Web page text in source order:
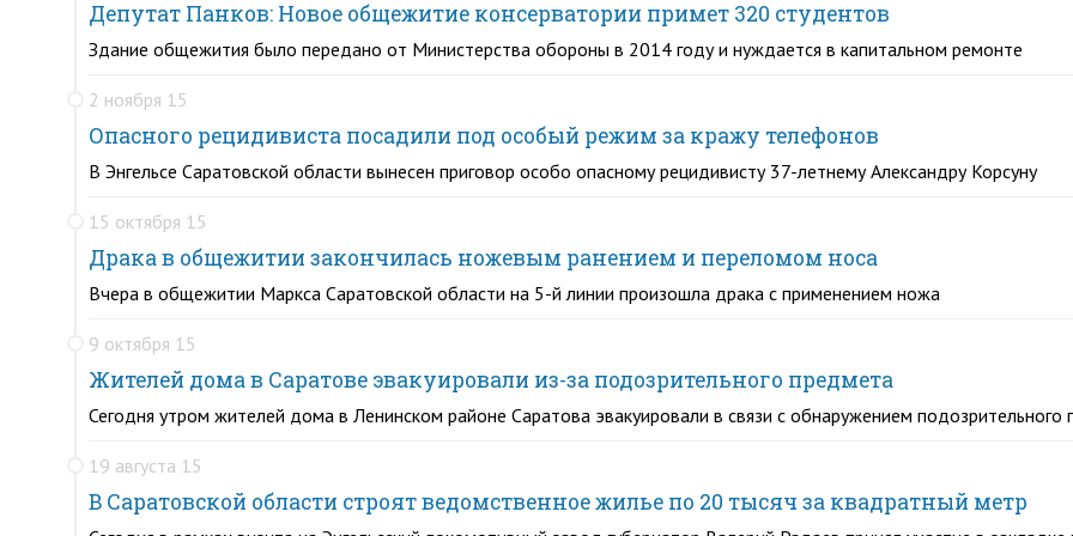
Депутат Панков: Новое общежитие консерватории примет 320 студентов
Здание общежития было передано от Министерства обороны в 2014 году и нуждается в капитальном ремонте
2 ноября 15
Опасного рецидивиста посадили под особый режим за кражу телефонов
В Энгельсе Саратовской области вынесен приговор особо опасному рецидивисту 37-летнему Александру Корсуну
15 октября 15
Драка в общежитии закончилась ножевым ранением и переломом носа
Вчера в общежитии Маркса Саратовской области на 5-й линии произошла драка с применением ножа
9 октября 15
Жителей дома в Саратове эвакуировали из-за подозрительного предмета
Сегодня утром жителей дома в Ленинском районе Саратова эвакуировали в связи с обнаружением подозрительного
19 августа 15
В Саратовской области строят ведомственное жилье по 20 тысяч за квадратный метр